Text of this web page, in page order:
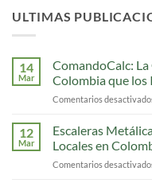
ULTIMAS
14
Mar
ComandoCalc:
Colombia que los
Comentarios
12
Mar
Escaleras
Locales en
Comentarios